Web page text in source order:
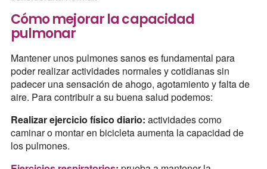
Cómo mejorar la capacidad
pulmonar
Mantener unos pulmones sanos es fundamental para
poder realizar actividades normales y cotidianas sin
padecer una sensación de ahogo, agotamiento y falta de
aire. Para contribuir a su buena salud podemos:
Realizar ejercicio físico diario: actividades como
caminar o montar en bicicleta aumenta la capacidad de
los pulmones.